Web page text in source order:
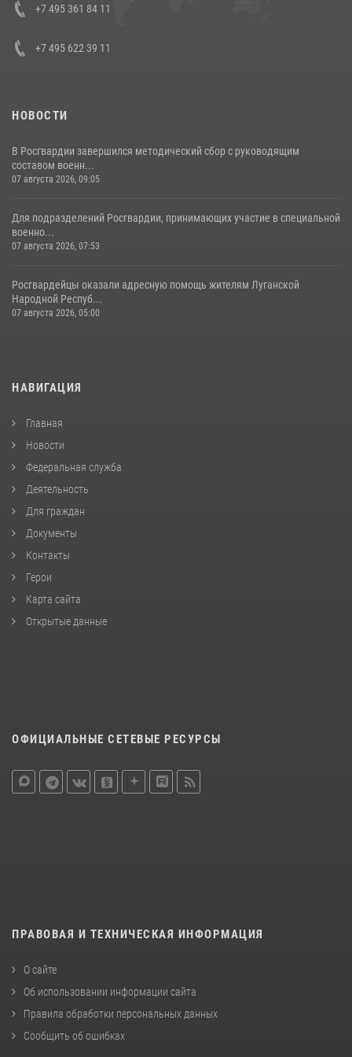
+7 495 361 84 11
+7 495 622 39 11
НОВОСТИ
В Росгвардии завершился методический сбор с руководящим
составом военн...
07 августа 2026, 09:05
Для подразделений Росгвардии, принимающих участие в специальной
военно...
07 августа 2026, 07:53
Росгвардейцы оказали адресную помощь жителям Луганской
Народной Респуб...
07 августа 2026, 05:00
НАВИГАЦИЯ
Главная
Новости
Федеральная служба
Деятельность
Для граждан
Документы
Контакты
Герои
Карта сайта
Открытые данные
ОФИЦИАЛЬНЫЕ СЕТЕВЫЕ РЕСУРСЫ
ПРАВОВАЯ И ТЕХНИЧЕСКАЯ ИНФОРМАЦИЯ
О сайте
Об использовании информации сайта
Правила обработки персональных данных
Сообщить об ошибках